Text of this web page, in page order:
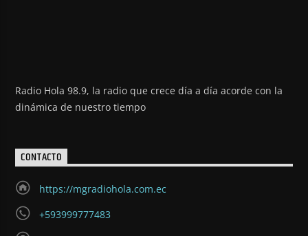
Radio Hola 98.9, la radio que crece día a día acorde con la
dinámica de nuestro tiempo
CONTACTO
https://mgradiohola.com.ec
+593999777483